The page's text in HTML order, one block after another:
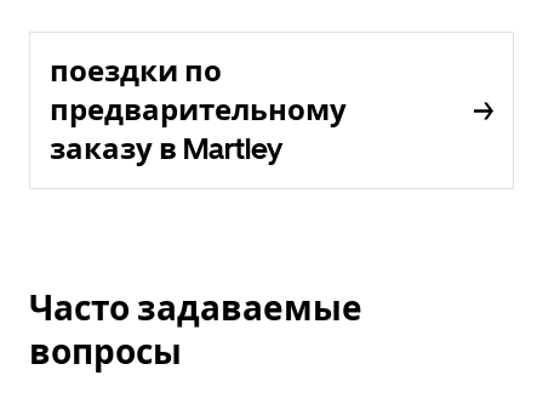
поездки по
предварительному
заказу в Martley
Часто задаваемые
вопросы